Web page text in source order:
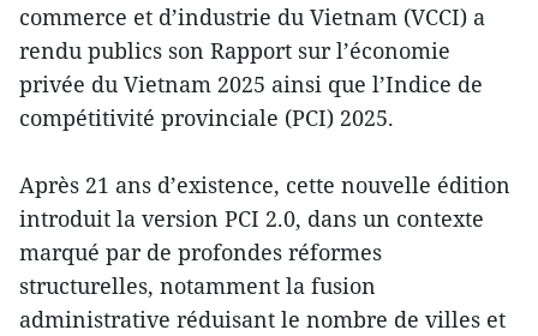
commerce et d’industrie du Vietnam (VCCI) a
rendu publics son Rapport sur l’économie
privée du Vietnam 2025 ainsi que l’Indice de
compétitivité provinciale (PCI) 2025.
Après 21 ans d’existence, cette nouvelle édition
introduit la version PCI 2.0, dans un contexte
marqué par de profondes réformes
structurelles, notamment la fusion
administrative réduisant le nombre de villes et